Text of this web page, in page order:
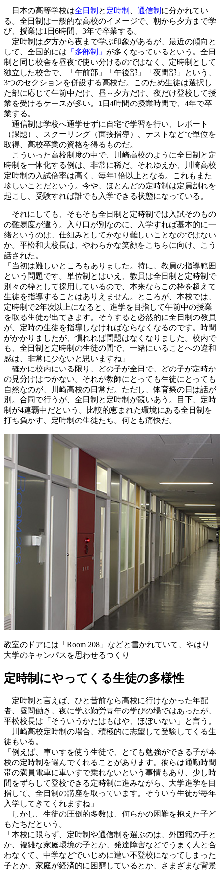
日本の高等学校は全日制 と 定時制 通信制 に分かれてい
る。全日制は一般的な高校のイメージで、朝から夕方まで学
び、授業は1日6時間、3年で卒業する。
定時制は夕方から夜まで学ぶ印象があるが、最近の傾向と
して、全国的には 「多部制」 が多くなっているという。全日
制と同じ校舎を昼夜で使い分けるのではなく、定時制として
独立した校舎で、「午前部」「午後部」「夜間部」という、
3つのセクションを併設する高校だ。このため生徒は選択し
た部に応じて午前中だけ、昼～夕方だけ、夜だけ登校して授
業を受けるケースが多い。1日4時間の授業時間で、4年で卒
業する。
通信制は学校へ通学せずに自宅で学習を行い、レポート
（課題）、スクーリング（面接指導）、テストなどで単位を
取得、高校卒業の資格を得るものだ。
こういった高校制度の中で、川崎高校のように全日制と定
時制を一体化する例は、非常に稀だ。それゆえか、川崎高校
定時制の入試倍率は高く、毎年1倍以上となる。これもまた
珍しいことだという。今や、ほとんどの定時制は定員割れを
起こし、受験すれば誰でも入学できる状態になっている。
それにしても、そもそも全日制と定時制では入試そのもの
の難易度が違う。入り口が別なのに、入学すれば基本的に一
緒というのは、仕組みとしてかなり難しいことなのではない
か。平松和夫校長は、やわらかな笑顔をこちらに向け、こう
話された。
「当初は難しいところもありました。特に、教員の指導範囲
という問題です。単位制とはいえ、教員は全日制と定時制で
別々の枠として採用しているので、本来ならこの枠を超えて
生徒を指導することはありえません。ところが、本校では、
定時制で2年次以上になると、進学を目指して午前中の授業
を取る生徒が出てきます。そうすると必然的に全日制の教員
が、定時の生徒を指導しなければならなくなるのです。時間
がかかりましたが、慣れれば問題はなくなりました。校内で
も、全日制と定時制の生徒の間で、一緒にいることへの違和
感は、非常に少ないと思いますね」
確かに校内にいる限り、どの子が全日で、どの子が定時か
の見分けはつかない。それが教師にとっても生徒にとっても
自然なのが、川崎高校の日常だ。ただし、体育祭の日は話が
別。合同で行うが、全日制と定時制が競いあう。目下、定時
制が4連覇中だという。比較的恵まれた環境にある全日制を
打ち負かす、定時制の生徒たち。何とも痛快だ。
教室のドアには「Room 208」などと書かれていて、やはり
大学のキャンパスを思わせるつくり
定時制にやってくる生徒の多様性
定時制と言えば、ひと昔前なら高校に行けなかった年配
者、昼間働き、夜に学ぶ勤労青年の学びの場ではあったが、
平松校長は「そういうかたはもはや、ほぼいない」と言う。
川崎高校定時制の場合、積極的に志望して受験してくる生
徒もいる。
「例えば、車いすを使う生徒で、とても勉強ができる子が本
校の定時制を選んでくれることがあります。彼らは通勤時間
帯の満員電車に車いすで乗れないという事情もあり、少し時
間をずらして登校できる定時制に進みながら、大学進学を目
指して、全日制の講座を取っています。そういう生徒が毎年
入学してきてくれますね」
しかし、生徒の圧倒的多数は、何らかの困難を抱えた子ど
もたちだという。
「本校に限らず、定時制や通信制を選ぶのは、外国籍の子と
か、複雑な家庭環境の子とか、発達障害などでうまく人と合
わなくて、中学などでいじめに遭い不登校になってしまった
子とか、家庭が経済的に困窮しているとか、さまざまな背景